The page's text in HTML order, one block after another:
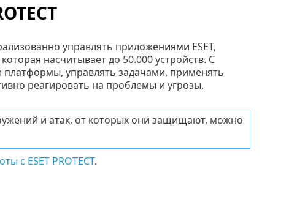
управлять приложениями ESET,
насчитывает до 50.000 устройств. С
управлять задачами, применять
реагировать на проблемы и угрозы,
и атак, от которых они защищают, можно
с ESET PROTECT.